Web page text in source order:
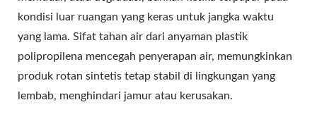
kondisi luar ruangan yang keras untuk jangka waktu
yang lama. Sifat tahan air dari anyaman plastik
polipropilena mencegah penyerapan air, memungkinkan
produk rotan sintetis tetap stabil di lingkungan yang
lembab, menghindari jamur atau kerusakan.